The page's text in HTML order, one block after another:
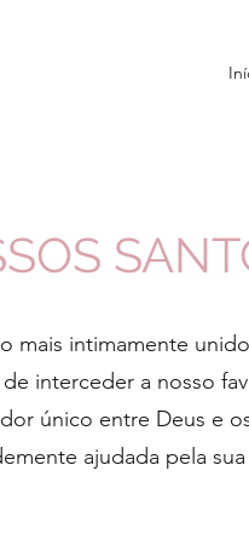
mais intimamente
interceder a nosso
único entre Deus e
ajudada pela